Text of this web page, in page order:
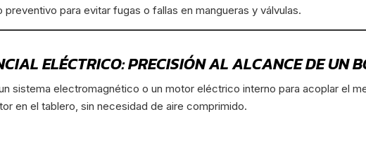
preventivo para evitar fugas o fallas en mangueras y válvulas.
ELÉCTRICO: PRECISIÓN AL ALCANCE DE UN
sistema electromagnético o un motor eléctrico interno para acoplar el
en el tablero, sin necesidad de aire comprimido.